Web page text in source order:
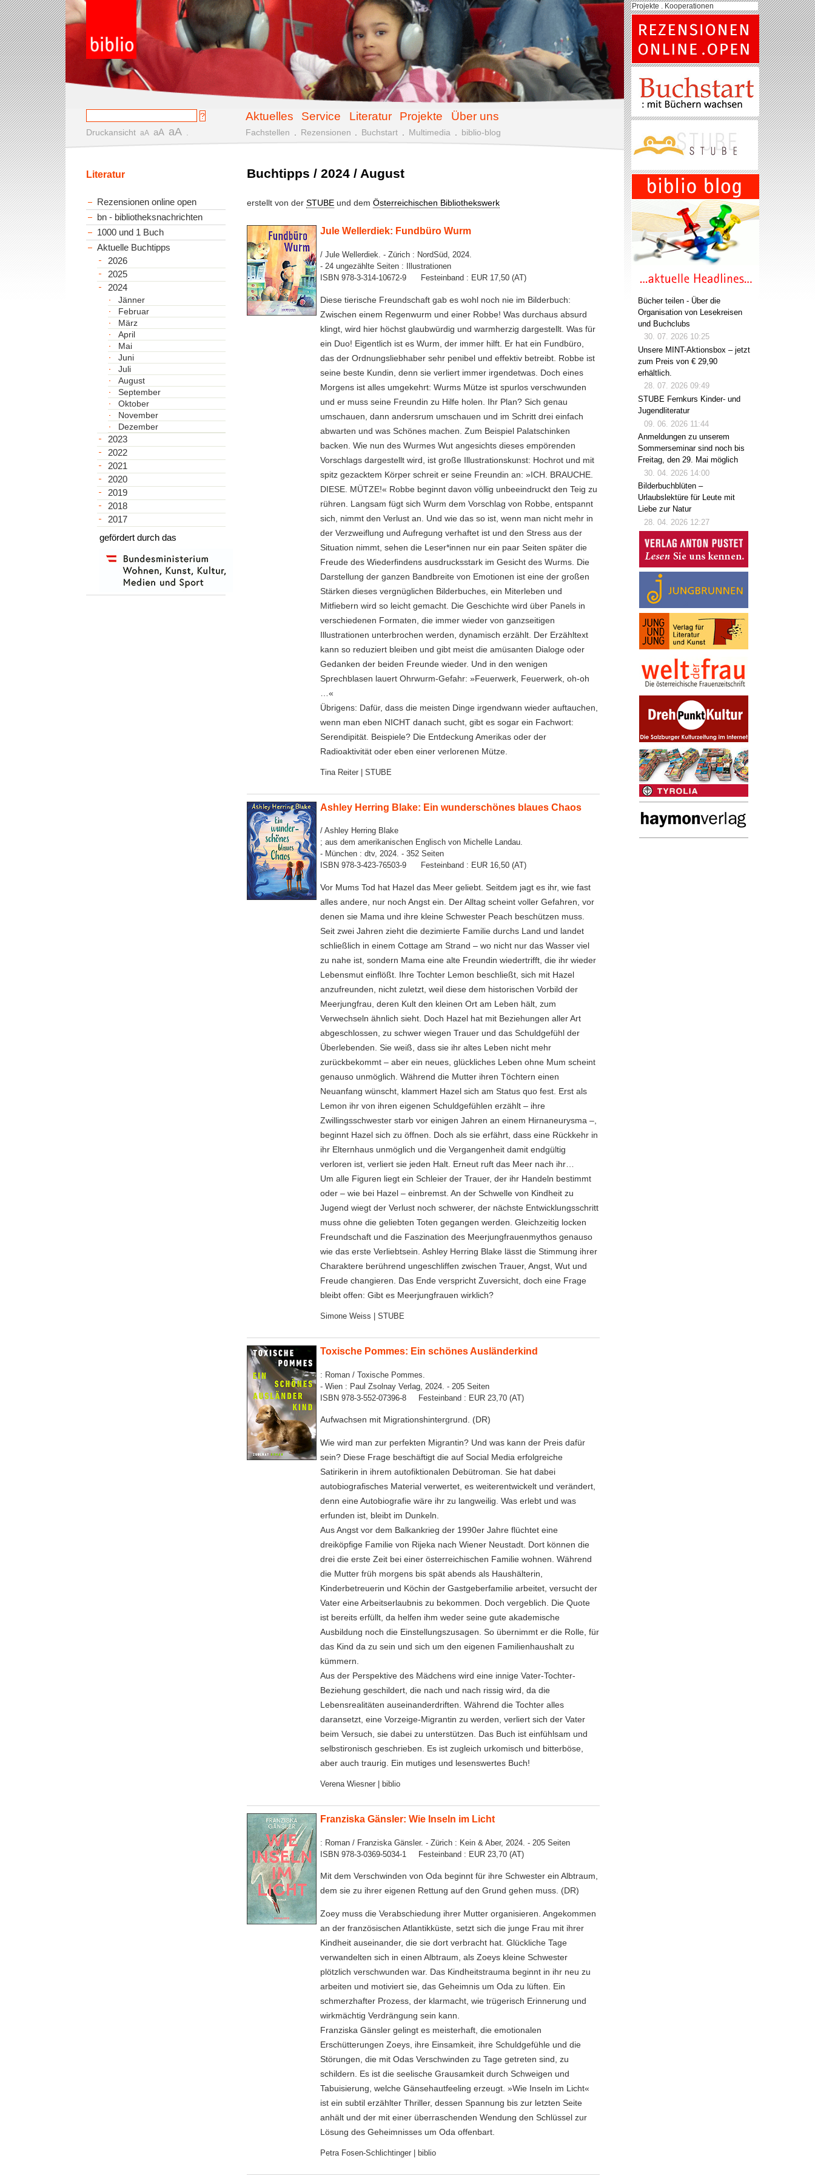
Aktuelles Service Literatur Projekte Über uns
Druckansicht aA aA aA Fachstellen Rezensionen Buchstart Multimedia biblio-blog
Buchtipps / 2024 / August
erstellt von derSTUBE und demÖsterreichischen Bibliothekswerk
Jule Wellerdiek: Fundbüro Wurm
/ Jule Wellerdiek. - Zürich : NordSüd, 2024.
- 24 ungezählte Seiten : Illustrationen
ISBN 978-3-314-10672-9 Festeinband : EUR 17,50 (AT)
Diese tierische Freundschaft gab es wohl noch nie im Bilderbuch:
Zwischen einem Regenwurm und einer Robbe! Was durchaus absurd
klingt, wird hier höchst glaubwürdig und warmherzig dargestellt. Was für
ein Duo! Eigentlich ist es Wurm, der immer hilft. Er hat ein Fundbüro,
das der Ordnungsliebhaber sehr penibel und effektiv betreibt. Robbe ist
seine beste Kundin, denn sie verliert immer irgendetwas. Doch eines
Morgens ist alles umgekehrt: Wurms Mütze ist spurlos verschwunden
und er muss seine Freundin zu Hilfe holen. Ihr Plan? Sich genau
umschauen, dann andersrum umschauen und im Schritt drei einfach
abwarten und was Schönes machen. Zum Beispiel Palatschinken
backen. Wie nun des Wurmes Wut angesichts dieses empörenden
Vorschlags dargestellt wird, ist große Illustrationskunst: Hochrot und mit
spitz gezacktem Körper schreit er seine Freundin an: »ICH. BRAUCHE.
DIESE. MÜTZE!« Robbe beginnt davon völlig unbeeindruckt den Teig zu
rühren. Langsam fügt sich Wurm dem Vorschlag von Robbe, entspannt
sich, nimmt den Verlust an. Und wie das so ist, wenn man nicht mehr in
der Verzweiflung und Aufregung verhaftet ist und den Stress aus der
Situation nimmt, sehen die Leser*innen nur ein paar Seiten später die
Freude des Wiederfindens ausdrucksstark im Gesicht des Wurms. Die
Darstellung der ganzen Bandbreite von Emotionen ist eine der großen
Stärken dieses vergnüglichen Bilderbuches, ein Miterleben und
Mitfiebern wird so leicht gemacht. Die Geschichte wird über Panels in
verschiedenen Formaten, die immer wieder von ganzseitigen
Illustrationen unterbrochen werden, dynamisch erzählt. Der Erzähltext
kann so reduziert bleiben und gibt meist die amüsanten Dialoge oder
Gedanken der beiden Freunde wieder. Und in den wenigen
Sprechblasen lauert Ohrwurm-Gefahr: »Feuerwerk, Feuerwerk, oh-oh
…«
Übrigens: Dafür, dass die meisten Dinge irgendwann wieder auftauchen,
wenn man eben NICHT danach sucht, gibt es sogar ein Fachwort:
Serendipität. Beispiele? Die Entdeckung Amerikas oder der
Radioaktivität oder eben einer verlorenen Mütze.
Tina Reiter | STUBE
Ashley Herring Blake: Ein wunderschönes blaues Chaos
/ Ashley Herring Blake
; aus dem amerikanischen Englisch von Michelle Landau.
- München : dtv, 2024. - 352 Seiten
ISBN 978-3-423-76503-9 Festeinband : EUR 16,50 (AT)
Vor Mums Tod hat Hazel das Meer geliebt. Seitdem jagt es ihr, wie fast
alles andere, nur noch Angst ein. Der Alltag scheint voller Gefahren, vor
denen sie Mama und ihre kleine Schwester Peach beschützen muss.
Seit zwei Jahren zieht die dezimierte Familie durchs Land und landet
schließlich in einem Cottage am Strand – wo nicht nur das Wasser viel
zu nahe ist, sondern Mama eine alte Freundin wiedertrifft, die ihr wieder
Lebensmut einflößt. Ihre Tochter Lemon beschließt, sich mit Hazel
anzufreunden, nicht zuletzt, weil diese dem historischen Vorbild der
Meerjungfrau, deren Kult den kleinen Ort am Leben hält, zum
Verwechseln ähnlich sieht. Doch Hazel hat mit Beziehungen aller Art
abgeschlossen, zu schwer wiegen Trauer und das Schuldgefühl der
Überlebenden. Sie weiß, dass sie ihr altes Leben nicht mehr
zurückbekommt – aber ein neues, glückliches Leben ohne Mum scheint
genauso unmöglich. Während die Mutter ihren Töchtern einen
Neuanfang wünscht, klammert Hazel sich am Status quo fest. Erst als
Lemon ihr von ihren eigenen Schuldgefühlen erzählt – ihre
Zwillingsschwester starb vor einigen Jahren an einem Hirnaneurysma –,
beginnt Hazel sich zu öffnen. Doch als sie erfährt, dass eine Rückkehr in
ihr Elternhaus unmöglich und die Vergangenheit damit endgültig
verloren ist, verliert sie jeden Halt. Erneut ruft das Meer nach ihr…
Um alle Figuren liegt ein Schleier der Trauer, der ihr Handeln bestimmt
oder – wie bei Hazel – einbremst. An der Schwelle von Kindheit zu
Jugend wiegt der Verlust noch schwerer, der nächste Entwicklungsschritt
muss ohne die geliebten Toten gegangen werden. Gleichzeitig locken
Freundschaft und die Faszination des Meerjungfrauenmythos genauso
wie das erste Verliebtsein. Ashley Herring Blake lässt die Stimmung ihrer
Charaktere berührend ungeschliffen zwischen Trauer, Angst, Wut und
Freude changieren. Das Ende verspricht Zuversicht, doch eine Frage
bleibt offen: Gibt es Meerjungfrauen wirklich?
Simone Weiss | STUBE
Toxische Pommes: Ein schönes Ausländerkind
: Roman / Toxische Pommes.
- Wien : Paul Zsolnay Verlag, 2024. - 205 Seiten
ISBN 978-3-552-07396-8 Festeinband : EUR 23,70 (AT)
Aufwachsen mit Migrationshintergrund. (DR)
Wie wird man zur perfekten Migrantin? Und was kann der Preis dafür
sein? Diese Frage beschäftigt die auf Social Media erfolgreiche
Satirikerin in ihrem autofiktionalen Debütroman. Sie hat dabei
autobiografisches Material verwertet, es weiterentwickelt und verändert,
denn eine Autobiografie wäre ihr zu langweilig. Was erlebt und was
erfunden ist, bleibt im Dunkeln.
Aus Angst vor dem Balkankrieg der 1990er Jahre flüchtet eine
dreiköpfige Familie von Rijeka nach Wiener Neustadt. Dort können die
drei die erste Zeit bei einer österreichischen Familie wohnen. Während
die Mutter früh morgens bis spät abends als Haushälterin,
Kinderbetreuerin und Köchin der Gastgeberfamilie arbeitet, versucht der
Vater eine Arbeitserlaubnis zu bekommen. Doch vergeblich. Die Quote
ist bereits erfüllt, da helfen ihm weder seine gute akademische
Ausbildung noch die Einstellungszusagen. So übernimmt er die Rolle, für
das Kind da zu sein und sich um den eigenen Familienhaushalt zu
kümmern.
Aus der Perspektive des Mädchens wird eine innige Vater-Tochter-
Beziehung geschildert, die nach und nach rissig wird, da die
Lebensrealitäten auseinanderdriften. Während die Tochter alles
daransetzt, eine Vorzeige-Migrantin zu werden, verliert sich der Vater
beim Versuch, sie dabei zu unterstützen. Das Buch ist einfühlsam und
selbstironisch geschrieben. Es ist zugleich urkomisch und bitterböse,
aber auch traurig. Ein mutiges und lesenswertes Buch!
Verena Wiesner | biblio
Franziska Gänsler: Wie Inseln im Licht
: Roman / Franziska Gänsler. - Zürich : Kein & Aber, 2024. - 205 Seiten
ISBN 978-3-0369-5034-1 Festeinband : EUR 23,70 (AT)
Mit dem Verschwinden von Oda beginnt für ihre Schwester ein Albtraum,
dem sie zu ihrer eigenen Rettung auf den Grund gehen muss. (DR)
Zoey muss die Verabschiedung ihrer Mutter organisieren. Angekommen
an der französischen Atlantikküste, setzt sich die junge Frau mit ihrer
Kindheit auseinander, die sie dort verbracht hat. Glückliche Tage
verwandelten sich in einen Albtraum, als Zoeys kleine Schwester
plötzlich verschwunden war. Das Kindheitstrauma beginnt in ihr neu zu
arbeiten und motiviert sie, das Geheimnis um Oda zu lüften. Ein
schmerzhafter Prozess, der klarmacht, wie trügerisch Erinnerung und
wirkmächtig Verdrängung sein kann.
Franziska Gänsler gelingt es meisterhaft, die emotionalen
Erschütterungen Zoeys, ihre Einsamkeit, ihre Schuldgefühle und die
Störungen, die mit Odas Verschwinden zu Tage getreten sind, zu
schildern. Es ist die seelische Grausamkeit durch Schweigen und
Tabuisierung, welche Gänsehautfeeling erzeugt. »Wie Inseln im Licht«
ist ein subtil erzählter Thriller, dessen Spannung bis zur letzten Seite
anhält und der mit einer überraschenden Wendung den Schlüssel zur
Lösung des Geheimnisses um Oda offenbart.
Petra Fosen-Schlichtinger | biblio
Literatur
Rezensionen online open
bn - bibliotheksnachrichten
1000 und 1 Buch
Aktuelle Buchtipps
2026
2025
2024
Jänner
Februar
März
April
Mai
Juni
Juli
August
September
Oktober
November
Dezember
2023
2022
2021
2020
2019
2018
2017
gefördert durch das
Projekte . Kooperationen
Bücher teilen - Über die
Organisation von Lesekreisen
und Buchclubs
30. 07. 2026 10:25
Unsere MINT-Aktionsbox – jetzt
zum Preis von € 29,90
erhältlich.
28. 07. 2026 09:49
STUBE Fernkurs Kinder- und
Jugendliteratur
09. 06. 2026 11:44
Anmeldungen zu unserem
Sommerseminar sind noch bis
Freitag, den 29. Mai möglich
30. 04. 2026 14:00
Bilderbuchblüten –
Urlaubslektüre für Leute mit
Liebe zur Natur
28. 04. 2026 12:27